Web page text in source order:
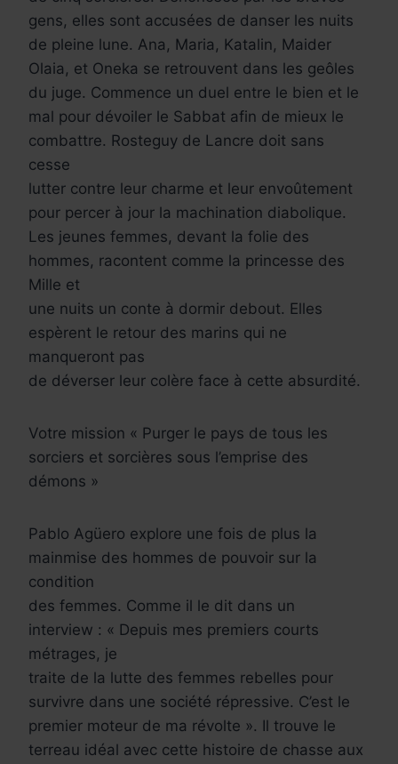
gens, elles sont accusées de danser les nuits
de pleine lune. Ana, Maria, Katalin, Maider
Olaia, et Oneka se retrouvent dans les geôles
du juge. Commence un duel entre le bien et le
mal pour dévoiler le Sabbat afin de mieux le
combattre. Rosteguy de Lancre doit sans
cesse
lutter contre leur charme et leur envoûtement
pour percer à jour la machination diabolique.
Les jeunes femmes, devant la folie des
hommes, racontent comme la princesse des
Mille et
une nuits un conte à dormir debout. Elles
espèrent le retour des marins qui ne
manqueront pas
de déverser leur colère face à cette absurdité.
Votre mission « Purger le pays de tous les
sorciers et sorcières sous l’emprise des
démons »
Pablo Agüero explore une fois de plus la
mainmise des hommes de pouvoir sur la
condition
des femmes. Comme il le dit dans un
interview : « Depuis mes premiers courts
métrages, je
traite de la lutte des femmes rebelles pour
survivre dans une société répressive. C’est le
premier moteur de ma révolte ». Il trouve le
terreau idéal avec cette histoire de chasse aux